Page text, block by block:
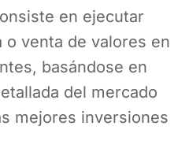
en ejecutar
o venta de valores en
basándose en
del mercado
mejores inversiones